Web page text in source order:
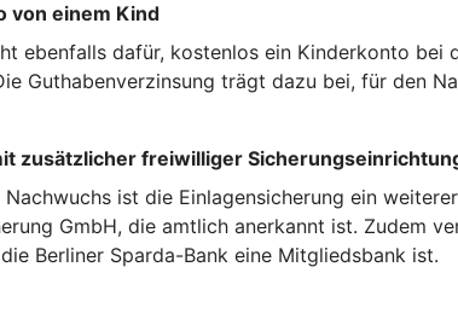
von einem Kind
ebenfalls dafür, kostenlos ein Kinderkonto
Guthabenverzinsung trägt dazu bei, für den
zusätzlicher freiwilliger
ist die Einlagensicherung ein
GmbH, die amtlich anerkannt ist. Zudem
Berliner Sparda-Bank eine Mitgliedsbank ist.